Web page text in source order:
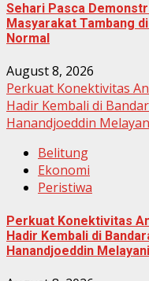
Sehari Pasca
Masyarakat Tambang
Normal
August 8, 2026
Perkuat Konektivitas
Hadir Kembali di
Hanandjoeddin
Belitung
Ekonomi
Peristiwa
Perkuat Konektivitas
Hadir Kembali di
Hanandjoeddin